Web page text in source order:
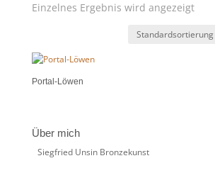
Einzelnes Ergebnis wird angezeigt
Portal-Löwen
Über mich
Siegfried Unsin Bronzekunst